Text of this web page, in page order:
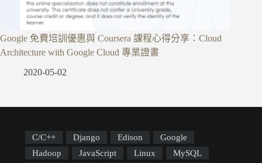
Google 免費培訓優惠與 Coursera 課程心得分享：Cloud
Architecture with Google Cloud 專業證書
2020-05-02
C/C++ Django Edison
Google
Hadoop
JavaScript Linux
MySQL